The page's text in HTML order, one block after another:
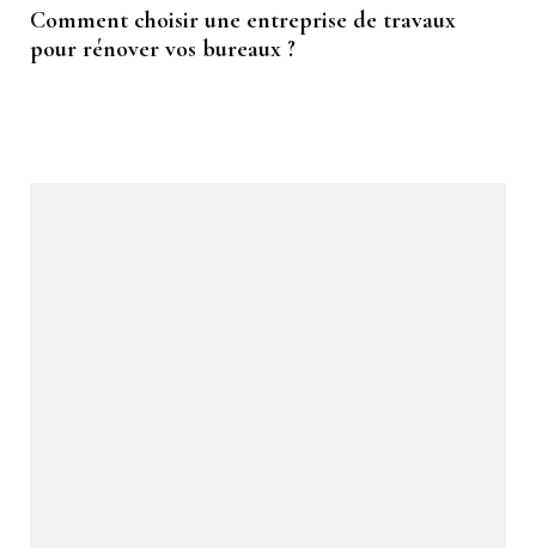
Comment choisir une entreprise de travaux
pour rénover vos bureaux ?